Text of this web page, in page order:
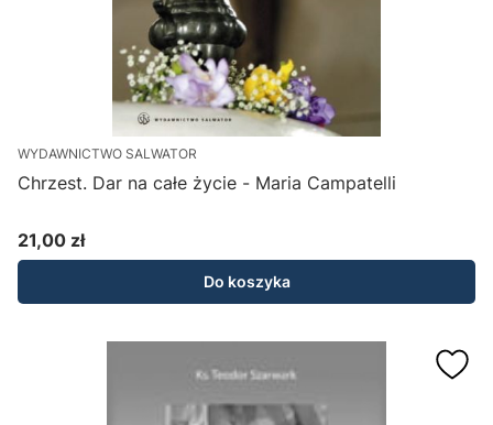
WYDAWNICTWO SALWATOR
Chrzest. Dar na całe życie - Maria Campatelli
Cena
21,00 zł
Do koszyka